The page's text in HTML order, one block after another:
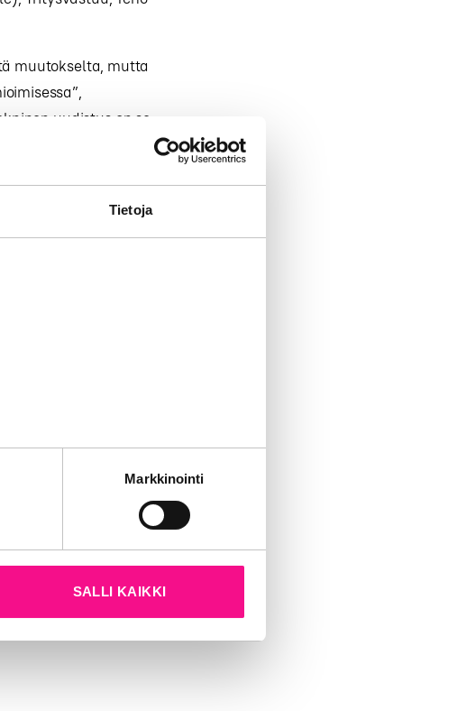
Tietoja
käytät sivustoamme.
Markkinointi
SALLI KAIKKI
muutokselta, mutta
uudistus on se,
Ideana on,
copywriter ja
kuulokuvia.
ja
saattaneet”,
. Shortlista